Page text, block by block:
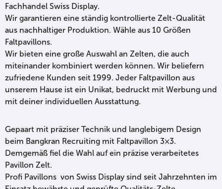
Fachhandel Swiss Display.
Wir garantieren eine ständig kontrollierte Zelt-Qualität
aus nachhaltiger Produktion. Wähle aus 10 Größen
Faltpavillons.
Wir bieten eine große Auswahl an Zelten, die auch
miteinander kombiniert werden können. Wir beliefern
zufriedene Kunden seit 1999. Jeder Faltpavillon aus
unserem Hause ist ein Unikat, bedruckt mit Werbung und
mit deiner individuellen Ausstattung.
Gepaart mit präziser Technik und langlebigem Design
beim Bangkran Recruiting mit Faltpavillon 3×3.
Demgemäß fiel die Wahl auf ein präzise verarbeitetes
Pavillon Zelt.
Profi Pavillons von Swiss Display sind seit Jahrzehnten im